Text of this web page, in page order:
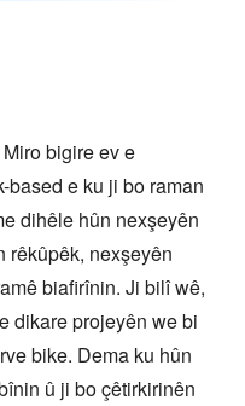
bigire ev e
based e ku ji bo raman
dihêle hûn nexşeyên
rêkûpêk, nexşeyên
biafirînin. Ji bilî wê,
dikare projeyên we bi
bike. Dema ku hûn
û ji bo çêtirkirinên